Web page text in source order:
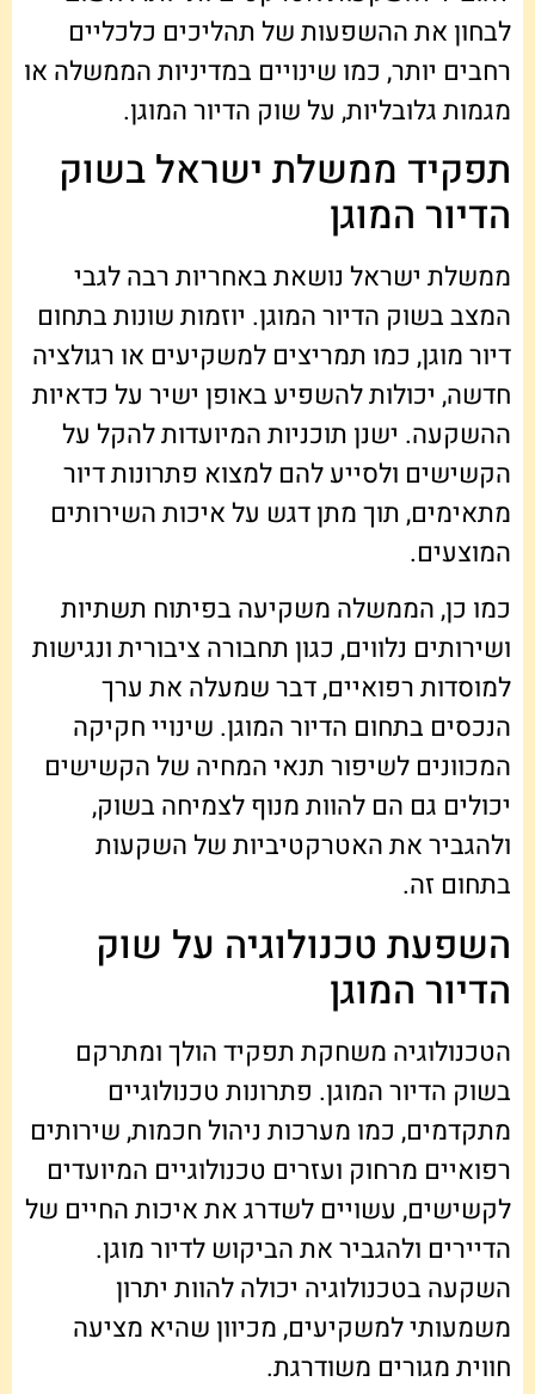
לבחון את ההשפעות של תהליכים כלכליים
רחבים יותר, כמו שינויים במדיניות הממשלה או
מגמות גלובליות, על שוק הדיור המוגן.
תפקיד ממשלת ישראל בשוק
הדיור המוגן
ממשלת ישראל נושאת באחריות רבה לגבי
המצב בשוק הדיור המוגן. יוזמות שונות בתחום
דיור מוגן, כמו תמריצים למשקיעים או רגולציה
חדשה, יכולות להשפיע באופן ישיר על כדאיות
ההשקעה. ישנן תוכניות המיועדות להקל על
הקשישים ולסייע להם למצוא פתרונות דיור
מתאימים, תוך מתן דגש על איכות השירותים
המוצעים.
כמו כן, הממשלה משקיעה בפיתוח תשתיות
ושירותים נלווים, כגון תחבורה ציבורית ונגישות
למוסדות רפואיים, דבר שמעלה את ערך
הנכסים בתחום הדיור המוגן. שינויי חקיקה
המכוונים לשיפור תנאי המחיה של הקשישים
יכולים גם הם להוות מנוף לצמיחה בשוק,
ולהגביר את האטרקטיביות של השקעות
בתחום זה.
השפעת טכנולוגיה על שוק
הדיור המוגן
הטכנולוגיה משחקת תפקיד הולך ומתרקם
בשוק הדיור המוגן. פתרונות טכנולוגיים
מתקדמים, כמו מערכות ניהול חכמות, שירותים
רפואיים מרחוק ועזרים טכנולוגיים המיועדים
לקשישים, עשויים לשדרג את איכות החיים של
הדיירים ולהגביר את הביקוש לדיור מוגן.
השקעה בטכנולוגיה יכולה להוות יתרון
משמעותי למשקיעים, מכיוון שהיא מציעה
חווית מגורים משודרגת.